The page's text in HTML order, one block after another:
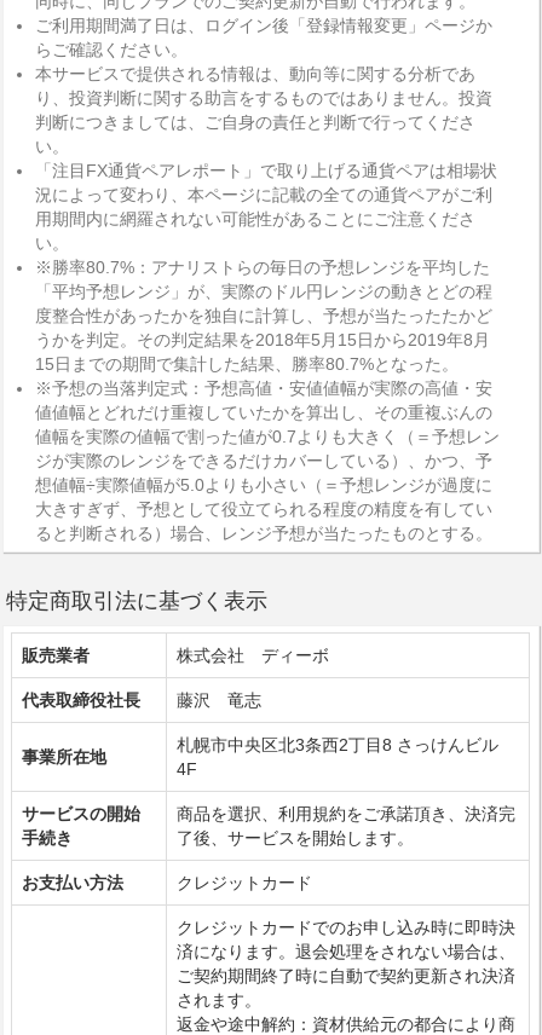
ご利用期間満了日は、ログイン後「登録情報変更」ページか
らご確認ください。
本サービスで提供される情報は、動向等に関する分析であ
り、投資判断に関する助言をするものではありません。投資
判断につきましては、ご自身の責任と判断で行ってくださ
い。
「注目FX通貨ペアレポート」で取り上げる通貨ペアは相場状
況によって変わり、本ページに記載の全ての通貨ペアがご利
用期間内に網羅されない可能性があることにご注意くださ
い。
※勝率80.7%：アナリストらの毎日の予想レンジを平均した
「平均予想レンジ」が、実際のドル円レンジの動きとどの程
度整合性があったかを独自に計算し、予想が当たったたかど
うかを判定。その判定結果を2018年5月15日から2019年8月
15日までの期間で集計した結果、勝率80.7%となった。
※予想の当落判定式：予想高値・安値値幅が実際の高値・安
値値幅とどれだけ重複していたかを算出し、その重複ぶんの
値幅を実際の値幅で割った値が0.7よりも大きく（＝予想レン
ジが実際のレンジをできるだけカバーしている）、かつ、予
想値幅÷実際値幅が5.0よりも小さい（＝予想レンジが過度に
大きすぎず、予想として役立てられる程度の精度を有してい
ると判断される）場合、レンジ予想が当たったものとする。
特定商取引法に基づく表示
販売業者 株式会社 ディーボ
代表取締役社長 藤沢 竜志
事業所在地
札幌市中央区北3条西2丁目8 さっけんビル
4F
サービスの開始
手続き
商品を選択、利用規約をご承諾頂き、決済完
了後、サービスを開始します。
お支払い方法 クレジットカード
クレジットカードでのお申し込み時に即時決
済になります。退会処理をされない場合は、
ご契約期間終了時に自動で契約更新され決済
されます。
返金や途中解約：資材供給元の都合により商